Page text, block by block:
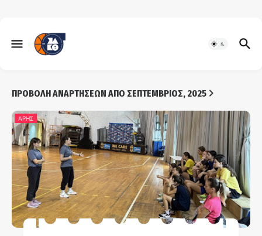
ΠΡΟΒΟΛΉ ΑΝΑΡΤΉΣΕΩΝ ΑΠΌ ΣΕΠΤΈΜΒΡΙΟΣ, 2025
ΑΡΗΣ